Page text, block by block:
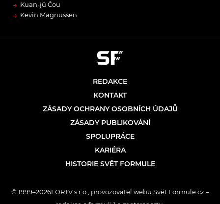
→ Kuan-jü Čou
→ Kevin Magnussen
REDAKCE
KONTAKT
ZÁSADY OCHRANY OSOBNÍCH ÚDAJŮ
ZÁSADY PUBLIKOVÁNÍ
SPOLUPRÁCE
KARIÉRA
HISTORIE SVĚT FORMULE
© 1999–2026FORTV s.r.o., provozovatel webu Svět Formule.cz –